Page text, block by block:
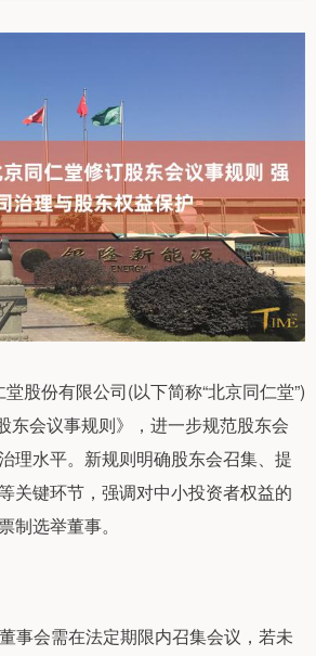
股份有限公司(以下简称“北京同仁堂”)
东会议事规则》，进一步规范股东会
理水平。新规则明确股东会召集、提
关键环节，强调对中小投资者权益的
制选举董事。
事会需在法定期限内召集会议，若未